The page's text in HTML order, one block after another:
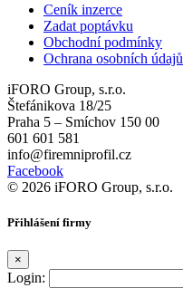
Ceník inzerce
Zadat poptávku
Obchodní podmínky
Ochrana osobních údajů
iFORO Group, s.r.o.
Štefánikova 18/25
Praha 5 – Smíchov 150 00
601 601 581
info@firemniprofil.cz
Facebook
© 2026 iFORO Group, s.r.o.
Přihlášení firmy
×
Login: